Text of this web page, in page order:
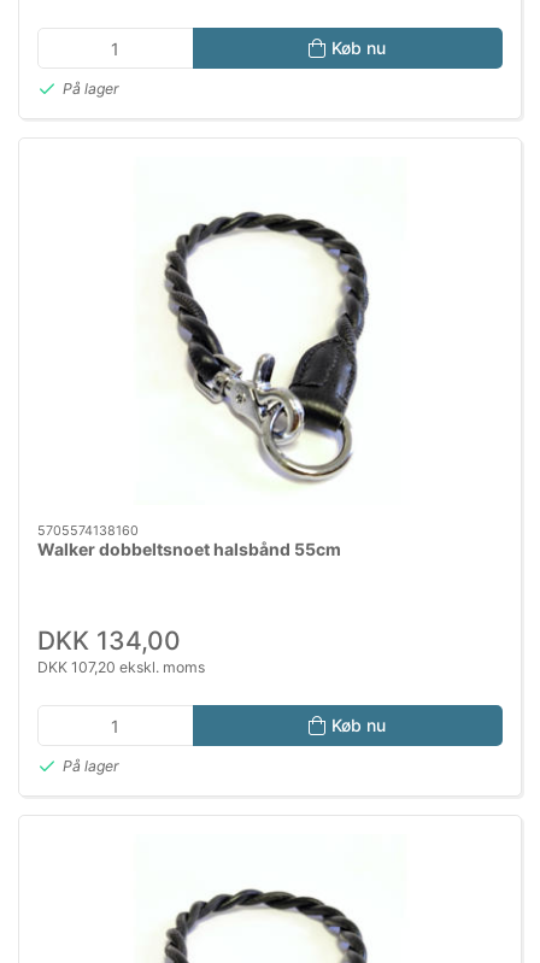
Køb nu
På lager
5705574138160
Walker dobbeltsnoet halsbånd 55cm
DKK 134,00
DKK 107,20 ekskl. moms
Køb nu
På lager